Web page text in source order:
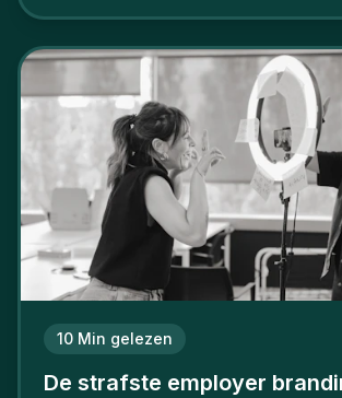
aan, starten met employer
10 Min gelezen
De strafste employer